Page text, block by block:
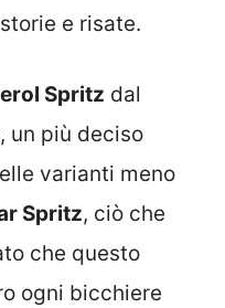
e risate.
Spritz dal
un più deciso
varianti meno
Spritz, ciò che
che questo
ogni bicchiere